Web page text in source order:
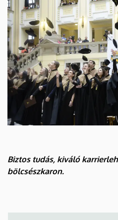
Biztos tudás, kiváló
bölcsészkaron.